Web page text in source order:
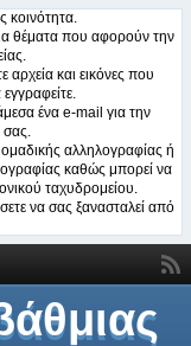
κοινότητα.
θέματα που αφορούν την
αρχεία και εικόνες που
ένα e-mail για την
σας.
ομαδικής αλληλογραφίας ή
καθώς μπορεί να
ταχυδρομείου.
να σας ξανασταλεί από